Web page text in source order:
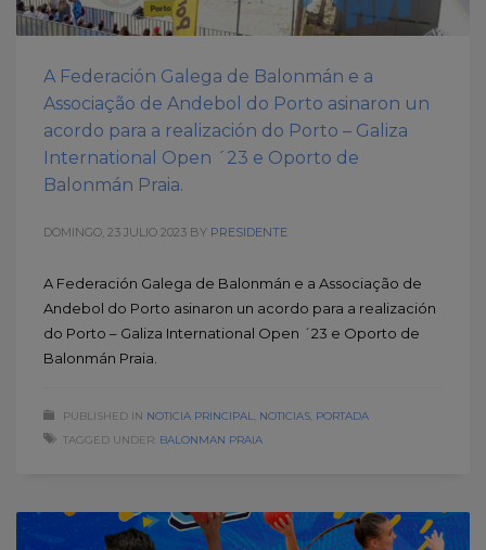
A Federación Galega de Balonmán e a
Associação de Andebol do Porto asinaron un
acordo para a realización do Porto – Galiza
International Open ´23 e Oporto de
Balonmán Praia.
DOMINGO, 23 JULIO 2023 BY PRESIDENTE
A Federación Galega de Balonmán e a Associação de
Andebol do Porto asinaron un acordo para a realización
do Porto – Galiza International Open ´23 e Oporto de
Balonmán Praia.
PUBLISHED IN NOTICIA PRINCIPAL NOTICIAS PORTADA
TAGGED UNDER: BALONMAN PRAIA